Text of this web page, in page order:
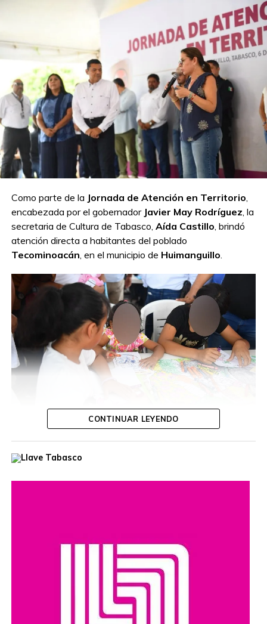
Como parte de la Jornada de Atención en Territorio,
encabezada por el gobernador Javier May Rodríguez, la
secretaria de Cultura de Tabasco, Aída Castillo, brindó
atención directa a habitantes del poblado
Tecominoacán, en el municipio de Huimanguillo.
Durante la jornada, la funcionaria escuchó las inquietudes
de las y los ciudadanos, ofreció orientación personalizada
autoridades y la población, además de reafirmar el
compromiso de impulsar acciones y programas que
promuevan el acceso a la cultura y el desarrollo de las
comunidades en todo el estado.
CONTINUAR LEYENDO